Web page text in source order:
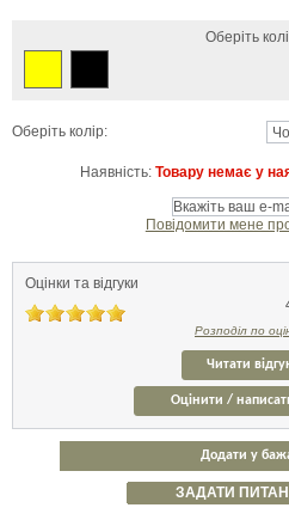
Оберіть
Оберіть колір:
Наявність: Товару немає у
Повідомити мене
Оцінки та відгуки
Розподіл по
Читати
Оцінити /
Додати у
ЗАДАТИ